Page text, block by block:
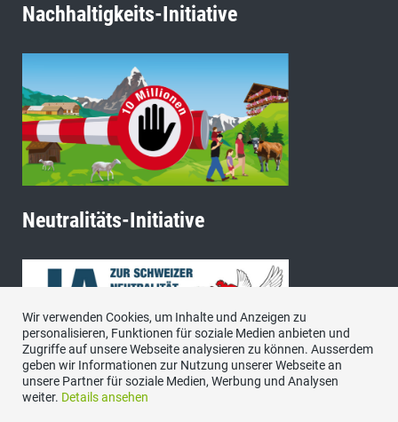
Nachhaltigkeits-Initiative
Neutralitäts-Initiative
Wir verwenden Cookies, um Inhalte und Anzeigen zu
personalisieren, Funktionen für soziale Medien anbieten und
Zugriffe auf unsere Webseite analysieren zu können. Ausserdem
geben wir Informationen zur Nutzung unserer Webseite an
unsere Partner für soziale Medien, Werbung und Analysen
weiter. Details ansehen